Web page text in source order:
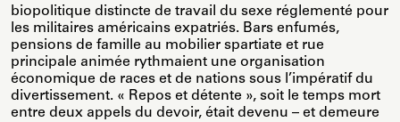
biopolitique distincte de travail du sexe réglementé pour
les militaires américains expatriés. Bars enfumés,
pensions de famille au mobilier spartiate et rue
principale animée rythmaient une organisation
économique de races et de nations sous l’impératif du
divertissement. « Repos et détente », soit le temps mort
entre deux appels du devoir, était devenu – et demeure